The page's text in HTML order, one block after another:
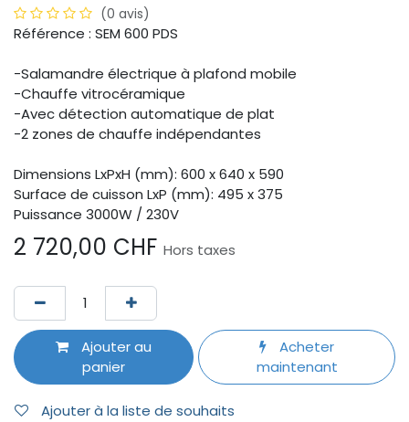
(0 avis)
Référence : SEM 600 PDS
-Salamandre électrique à plafond mobile
-Chauffe vitrocéramique
-Avec détection automatique de plat
-2 zones de chauffe indépendantes
Dimensions LxPxH (mm): 600 x 640 x 590
Surface de cuisson LxP (mm): 495 x 375
Puissance 3000W / 230V
2 720,00 CHF Hors taxes
Ajouter au
panier
Acheter
maintenant
Ajouter à la liste de souhaits